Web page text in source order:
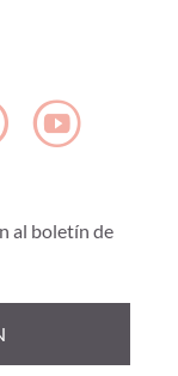
al boletín de